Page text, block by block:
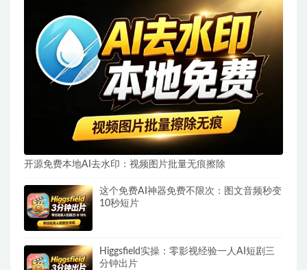
开源免费本地AI去水印：视频图片批量无痕擦除
这个免费AI神器免费不限次：图文音频秒变
10秒短片
Higgsfield实操：零影视经验一人AI短剧三
分钟出片